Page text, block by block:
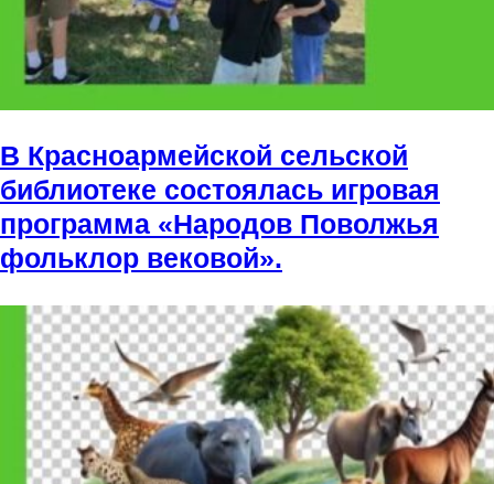
В Красноармейской сельской
библиотеке состоялась игровая
программа «Народов Поволжья
фольклор вековой».